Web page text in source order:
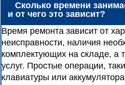
Сколько времени
и от чего это зависит?
Время ремонта зависит от
неисправности, наличия
комплектующих на складе, а
услуг. Простые операции,
клавиатуры или